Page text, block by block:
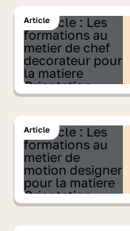
Article
Article